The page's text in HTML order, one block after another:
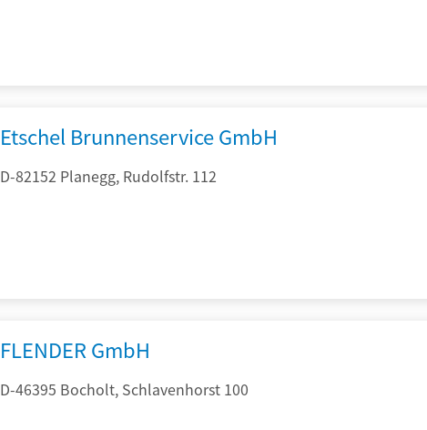
Etschel Brunnenservice GmbH
D-82152 Planegg, Rudolfstr. 112
FLENDER GmbH
D-46395 Bocholt, Schlavenhorst 100